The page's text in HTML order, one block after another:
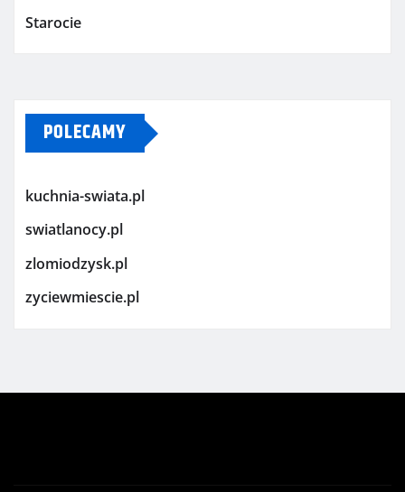
Starocie
POLECAMY
kuchnia-swiata.pl
swiatlanocy.pl
zlomiodzysk.pl
zyciewmiescie.pl